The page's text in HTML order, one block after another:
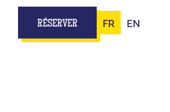
RÉSERVER FR EN